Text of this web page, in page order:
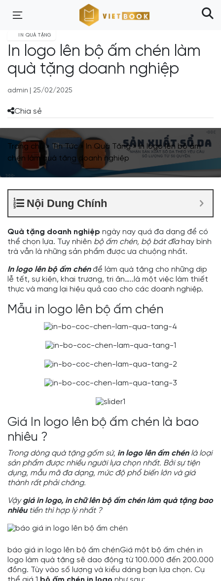
IN QUÀ TẶNG
In logo lên bộ ấm chén làm
quà tặng doanh nghiệp
admin 25/02/2025
Chia sẻ
Trang chủ » Tin Tức» In Quà Tặng»In logo lên bộ ấm
chén làm quà tặng doanh nghiệp
Nội Dung Chính
Quà tặng doanh nghiệp ngày nay quá đa dạng để có
thể chọn lựa. Tuy nhiên bộ ấm chén, bộ bát đĩahay bình
trà vẫn là những sản phẩm được ưa chuộng nhất.
In logo lên bộ ấm chénđể làm quà tặng cho những dịp
lễ tết, sự kiện, khai trương, tri ân…..là một việc làm thiết
thực và mang lại hiệu quả cao cho các doanh nghiệp.
Mẫu in logo lên bộ ấm chén
Giá In logo lên bộ ấm chén là bao
nhiêu ?
Trong dòng quà tặng gốm sứ, in logo lên ấm chén là loại
sản phẩm được nhiều người lựa chọn nhất. Bởi sự tiện
dụng, mẫu mã đa dạng, mức độ phổ biến lớn và giá
thành rất phải chăng.
Vậygiá in logo, in chữ lên bộ ấm chén làm quà tặng bao
nhiêutiền thì hợp lý nhất ?
báo giá in logo lên bộ ấm chénGiá một bộ ấm chén in
logo làm quà tặng sẽ dao động từ 100.000 đến 200.000
đồng. Tùy vào số lượng và kiểu dáng bạn lựa chọn. Cụ